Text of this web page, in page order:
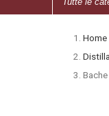
Home